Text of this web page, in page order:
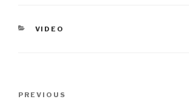
CATEGORIES
VIDEO
Previous
PREVIOUS